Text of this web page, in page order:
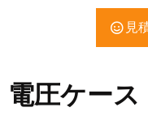
見
電圧ケース